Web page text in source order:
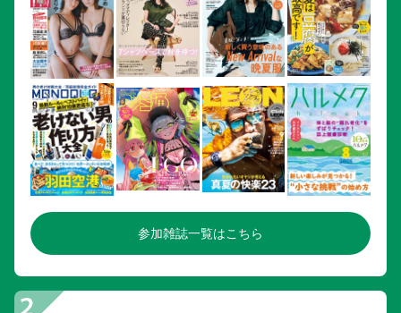
参加雑誌一覧はこちら